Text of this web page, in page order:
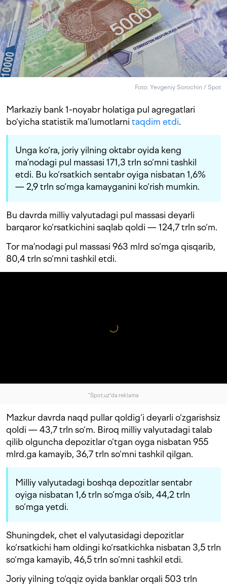
Foto: Yevgeniy Sorochin / Spot
Markaziy bank 1-noyabr holatiga pul agregatlari
bo‘yicha statistik ma’lumotlarni taqdim etdi.
Unga ko‘ra, joriy yilning oktabr oyida keng
ma’nodagi pul massasi 171,3 trln so‘mni tashkil
etdi. Bu ko‘rsatkich sentabr oyiga nisbatan 1,6%
— 2,9 trln so‘mga kamayganini ko‘rish mumkin.
Bu davrda milliy valyutadagi pul massasi deyarli
barqaror ko‘rsatkichini saqlab qoldi — 124,7 trln so‘m.
Tor ma’nodagi pul massasi 963 mlrd so‘mga qisqarib,
80,4 trln so‘mni tashkil etdi.
"Spot.uz"da reklama
Mazkur davrda naqd pullar qoldig‘i deyarli o‘zgarishsiz
qoldi — 43,7 trln so‘m. Biroq milliy valyutadagi talab
qilib olguncha depozitlar o‘tgan oyga nisbatan 955
mlrd.ga kamayib, 36,7 trln so‘mni tashkil qilgan.
Milliy valyutadagi boshqa depozitlar sentabr
oyiga nisbatan 1,6 trln so‘mga o‘sib, 44,2 trln
so‘mga yetdi.
Shuningdek, chet el valyutasidagi depozitlar
ko‘rsatkichi ham oldingi ko‘rsatkichka nisbatan 3,5 trln
so‘mga kamayib, 46,5 trln so‘mni tashkil etdi.
Joriy yilning to‘qqiz oyida banklar orqali 503 trln